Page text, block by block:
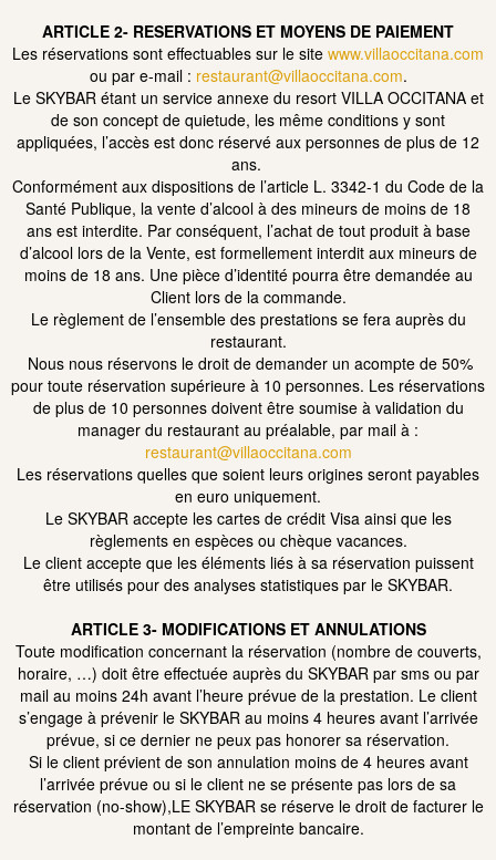
ARTICLE 2- RESERVATIONS ET MOYENS DE PAIEMENT
Les réservations sont effectuables sur le site www.villaoccitana.com
ou par e-mail : restaurant@villaoccitana.com.
Le SKYBAR étant un service annexe du resort VILLA OCCITANA et
de son concept de quietude, les même conditions y sont
appliquées, l’accès est donc réservé aux personnes de plus de 12
ans.
Conformément aux dispositions de l’article L. 3342-1 du Code de la
Santé Publique, la vente d’alcool à des mineurs de moins de 18
ans est interdite. Par conséquent, l’achat de tout produit à base
d’alcool lors de la Vente, est formellement interdit aux mineurs de
moins de 18 ans. Une pièce d’identité pourra être demandée au
Client lors de la commande.
Le règlement de l’ensemble des prestations se fera auprès du
restaurant.
Nous nous réservons le droit de demander un acompte de 50%
pour toute réservation supérieure à 10 personnes. Les réservations
de plus de 10 personnes doivent être soumise à validation du
manager du restaurant au préalable, par mail à :
restaurant@villaoccitana.com
Les réservations quelles que soient leurs origines seront payables
en euro uniquement.
Le SKYBAR accepte les cartes de crédit Visa ainsi que les
règlements en espèces ou chèque vacances.
Le client accepte que les éléments liés à sa réservation puissent
être utilisés pour des analyses statistiques par le SKYBAR.
ARTICLE 3- MODIFICATIONS ET ANNULATIONS
Toute modification concernant la réservation (nombre de couverts,
horaire, …) doit être effectuée auprès du SKYBAR par sms ou par
mail au moins 24h avant l’heure prévue de la prestation. Le client
s’engage à prévenir le SKYBAR au moins 4 heures avant l’arrivée
prévue, si ce dernier ne peux pas honorer sa réservation.
Si le client prévient de son annulation moins de 4 heures avant
l’arrivée prévue ou si le client ne se présente pas lors de sa
réservation (no-show),LE SKYBAR se réserve le droit de facturer le
montant de l’empreinte bancaire.